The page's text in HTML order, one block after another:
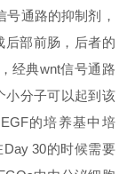
通路的抑制剂，
后部前肠，后者的
经典wnt信号通路
小分子可以起到该
的培养基中培
30的时候需要